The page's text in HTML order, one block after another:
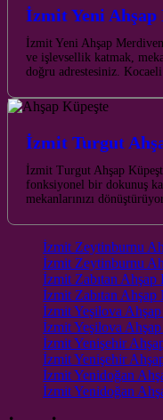
İzmit Yeni Ahşap
İzmit Yeni Ahşap
ve işlevsellik katmak,
doğru adrestesiniz.
İzmit Turgut
İzmit Turgut Ahşap
fonksiyonel bir dokunuş
mekanlarınızı
İzmit Zeytinburnu
İzmit Zeytinburnu
İzmit Zabıtan Ahşap
İzmit Zabıtan Ahşap
İzmit Yeşilova
İzmit Yeşilova
İzmit Yenişehir
İzmit Yenişehir
İzmit Yenidoğan
İzmit Yenidoğan